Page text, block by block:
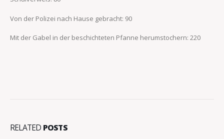
Von der Polizei nach Hause gebracht: 90
Mit der Gabel in der beschichteten Pfanne herumstochern: 220
RELATED POSTS